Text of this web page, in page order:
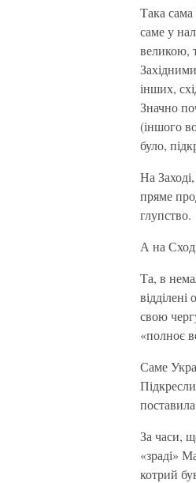
Така сама
саме у
великою,
інших,
Значно
(іншого
було,
На
пряме
глупство.
А на
Та, в
свою
«полноє
Саме
За часи,
«зраді»
котрий